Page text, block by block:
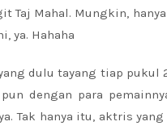
Taj Mahal. Mungkin,
ya. Hahaha
dulu tayang tiap pukul
dengan para
Tak hanya itu, aktris